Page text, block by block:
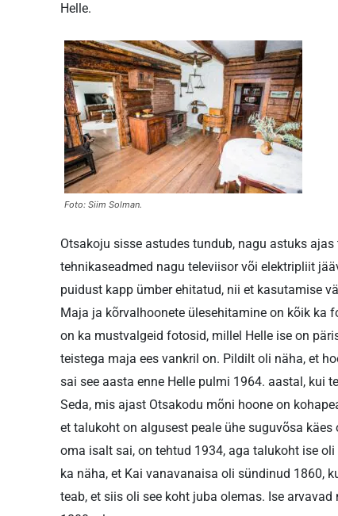
Helle.
Foto: Siim Solman.
Otsakoju sisse astudes tundub, nagu astuks
tehnikaseadmed nagu televiisor või elektripliit
puidust kapp ümber ehitatud, nii et kasutamise
Maja ja kõrvalhoonete ülesehitamine on kõik ka
on ka mustvalgeid fotosid, millel Helle ise on
teistega maja ees vankril on. Pildilt oli näha, et
sai see aasta enne Helle pulmi 1964. aastal, kui
Seda, mis ajast Otsakodu mõni hoone on
et talukoht on algusest peale ühe suguvõsa
oma isalt sai, on tehtud 1934, aga talukoht ise
ka näha, et Kai vanavanaisa oli sündinud 1860,
teab, et siis oli see koht juba olemas. Ise